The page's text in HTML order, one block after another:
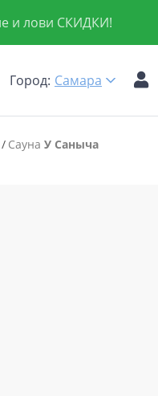
и лови СКИДКИ!
Город: Самара
Сауна У Саныча